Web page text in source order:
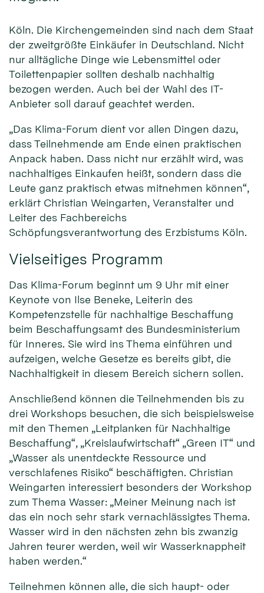
Köln. Die Kirchengemeinden sind nach dem Staat
der zweitgrößte Einkäufer in Deutschland. Nicht
nur alltägliche Dinge wie Lebensmittel oder
Toilettenpapier sollten deshalb nachhaltig
bezogen werden. Auch bei der Wahl des IT-
Anbieter soll darauf geachtet werden.
„Das Klima-Forum dient vor allen Dingen dazu,
dass Teilnehmende am Ende einen praktischen
Anpack haben. Dass nicht nur erzählt wird, was
nachhaltiges Einkaufen heißt, sondern dass die
Leute ganz praktisch etwas mitnehmen können“,
erklärt Christian Weingarten, Veranstalter und
Leiter des Fachbereichs
Schöpfungsverantwortung des Erzbistums Köln.
Vielseitiges Programm
Das Klima-Forum beginnt um 9 Uhr mit einer
Keynote von Ilse Beneke, Leiterin des
Kompetenzstelle für nachhaltige Beschaffung
beim Beschaffungsamt des Bundesministerium
für Inneres. Sie wird ins Thema einführen und
aufzeigen, welche Gesetze es bereits gibt, die
Nachhaltigkeit in diesem Bereich sichern sollen.
Anschließend können die Teilnehmenden bis zu
drei Workshops besuchen, die sich beispielsweise
mit den Themen „Leitplanken für Nachhaltige
Beschaffung“, „Kreislaufwirtschaft“ „Green IT“ und
„Wasser als unentdeckte Ressource und
verschlafenes Risiko“ beschäftigten. Christian
Weingarten interessiert besonders der Workshop
zum Thema Wasser: „Meiner Meinung nach ist
das ein noch sehr stark vernachlässigtes Thema.
Wasser wird in den nächsten zehn bis zwanzig
Jahren teurer werden, weil wir Wasserknappheit
haben werden.“
Teilnehmen können alle, die sich haupt- oder